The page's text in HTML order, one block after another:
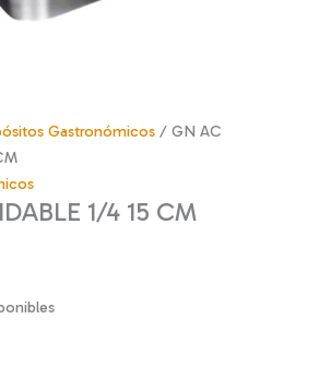
Gastronómicos / GN AC
1/4 15 CM